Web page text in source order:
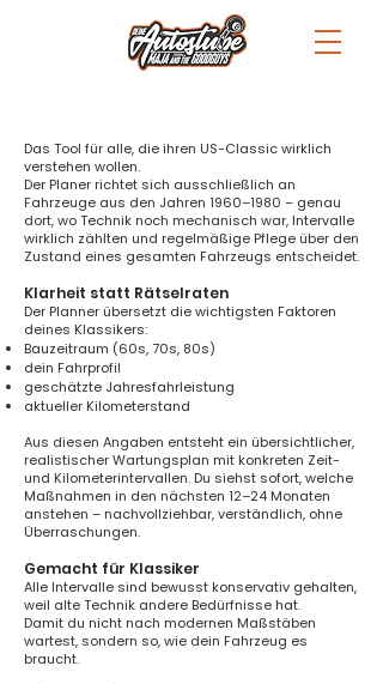
Das Tool für alle, die ihren US-Classic wirklich
verstehen wollen.
Der Planer richtet sich ausschließlich an
Fahrzeuge aus den Jahren 1960–1980 – genau
dort, wo Technik noch mechanisch war, Intervalle
wirklich zählten und regelmäßige Pflege über den
Zustand eines gesamten Fahrzeugs entscheidet.
Klarheit statt Rätselraten
Der Planner übersetzt die wichtigsten Faktoren
deines Klassikers:
Bauzeitraum (60s, 70s, 80s)
dein Fahrprofil
geschätzte Jahresfahrleistung
aktueller Kilometerstand
Aus diesen Angaben entsteht ein übersichtlicher,
realistischer Wartungsplan mit konkreten Zeit-
und Kilometerintervallen. Du siehst sofort, welche
Maßnahmen in den nächsten 12–24 Monaten
anstehen – nachvollziehbar, verständlich, ohne
Überraschungen.
Gemacht für Klassiker
Alle Intervalle sind bewusst konservativ gehalten,
weil alte Technik andere Bedürfnisse hat.
Damit du nicht nach modernen Maßstäben
wartest, sondern so, wie dein Fahrzeug es
braucht.